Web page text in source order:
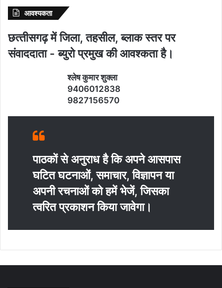
आवश्‍यकता
छत्‍तीसगढ़ में जिला, तहसील, ब्‍लाक स्‍तर पर
संवाददाता - ब्‍युरो प्रमुख की आवश्‍कता है।
श्‍लेष कुमार शुक्‍ला
9406012838
9827156570
पाठकों से अनुराध है कि अपने आसपास
घटित घटनाओं, समाचार, विज्ञापन या
अपनी रचनाओं को हमें भेजें, जिसका
त्‍वरित प्रकाशन किया जावेगा।